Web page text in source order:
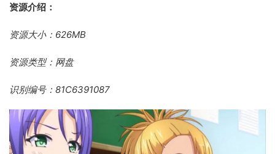
资源介绍：
资源大小：626MB
资源类型：网盘
识别编号：81C6391087